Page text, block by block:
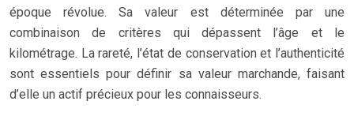
époque révolue. Sa valeur est déterminée par une
combinaison de critères qui dépassent l’âge et le
kilométrage. La rareté, l’état de conservation et l’authenticité
sont essentiels pour définir sa valeur marchande, faisant
d’elle un actif précieux pour les connaisseurs.